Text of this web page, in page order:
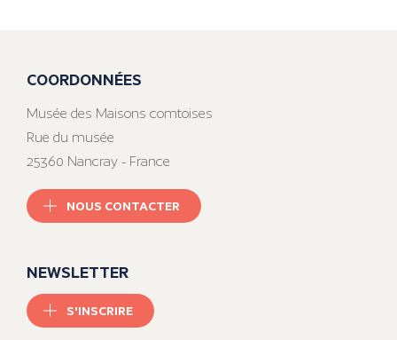
COORDONNÉES
Musée des Maisons comtoises
Rue du musée
25360 Nancray - France
NOUS CONTACTER
NEWSLETTER
S'INSCRIRE